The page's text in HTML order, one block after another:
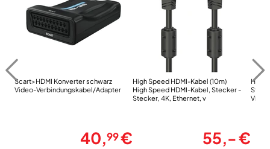
Scart>HDMI Konverter schwarz
Video-Verbindungskabel/Adapter
40,99€
High Speed HDMI-Kabel (10m)
High Speed HDMI-Kabel, Stecker -
Stecker, 4K, Ethernet, v
55,- €